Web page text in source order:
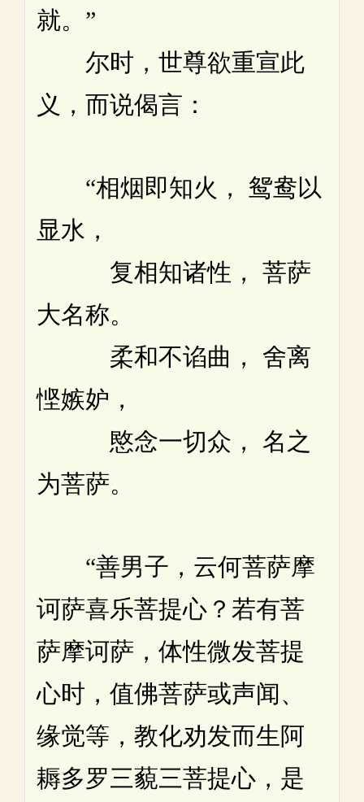
就。”
尔时，世尊欲重宣此
义，而说偈言：
“相烟即知火， 鸳鸯以
显水，
复相知诸性， 菩萨
大名称。
柔和不谄曲， 舍离
悭嫉妒，
愍念一切众， 名之
为菩萨。
“善男子，云何菩萨摩
诃萨喜乐菩提心？若有菩
萨摩诃萨，体性微发菩提
心时，值佛菩萨或声闻、
缘觉等，教化劝发而生阿
耨多罗三藐三菩提心，是